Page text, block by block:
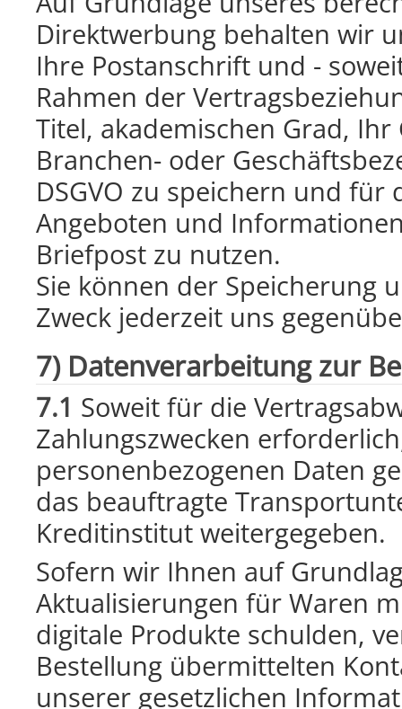
Direktwerbung behalten wir
Ihre Postanschrift und -
Rahmen der
Titel, akademischen Grad,
Branchen- oder
DSGVO zu speichern und
Angeboten und
Briefpost zu nutzen.
Sie können der Speicherung
Zweck jederzeit uns
7) Datenverarbeitung zur
7.1 Soweit für die
Zahlungszwecken
personenbezogenen Daten
das beauftragte
Kreditinstitut weitergegeben.
Sofern wir Ihnen auf
Aktualisierungen für Waren
digitale Produkte schulden,
Bestellung übermittelten
unserer gesetzlichen